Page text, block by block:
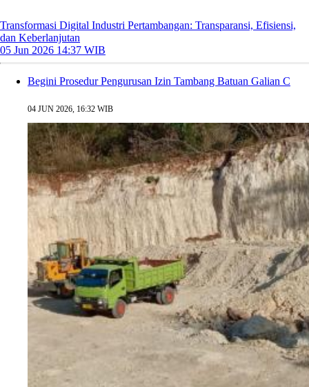
Transformasi Digital Industri Pertambangan: Transparansi, Efisiensi,
dan Keberlanjutan
05 Jun 2026 14:37 WIB
Begini Prosedur Pengurusan Izin Tambang Batuan Galian C
04 JUN 2026, 16:32 WIB